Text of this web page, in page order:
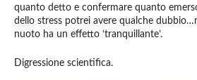
quanto detto e confermare quanto
dello stress potrei avere qualche
nuoto ha un effetto ‘tranquillante’.
Digressione scientifica.